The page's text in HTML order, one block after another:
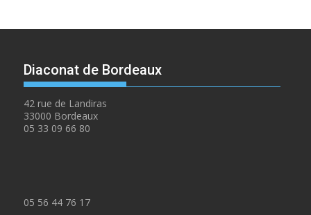
Diaconat de Bordeaux
42 rue de Landiras
33000 Bordeaux
05 33 09 66 80
05 56 44 76 17